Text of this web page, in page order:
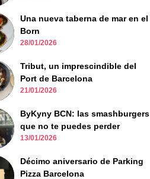
Una nueva taberna de mar en el
Born
28/01/2026
Tribut, un imprescindible del
Port de Barcelona
21/01/2026
ByKyny BCN: las smashburgers
que no te puedes perder
13/01/2026
Décimo aniversario de Parking
Pizza Barcelona